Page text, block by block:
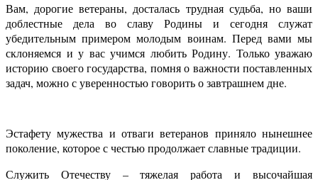
Вам, дорогие ветераны, досталась трудная судьба, но ваши
доблестные дела во славу Родины и сегодня служат
убедительным примером молодым воинам. Перед вами мы
склоняемся и у вас учимся любить Родину. Только уважаю
историю своего государства, помня о важности поставленных
задач, можно с уверенностью говорить о завтрашнем дне.
Эстафету мужества и отваги ветеранов приняло нынешнее
поколение, которое с честью продолжает славные традиции.
Служить Отечеству – тяжелая работа и высочайшая